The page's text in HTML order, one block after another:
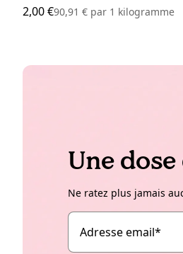
2,00 €90,91 € par 1 kilogramme
Une
Ne ratez plus jamais
Adresse email*